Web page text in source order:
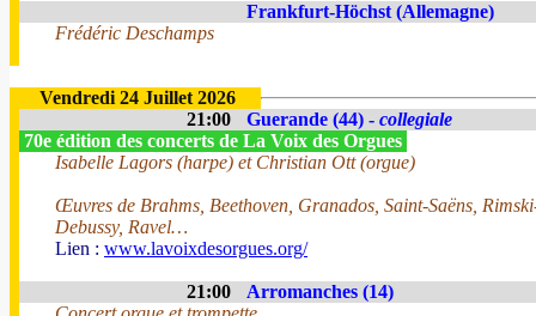
Frankfurt-Höchst (Allemagne)
Frédéric Deschamps
Vendredi 24 Juillet 2026
21:00
Guerande (44) - collegiale
70e édition des concerts de La Voix des Orgues
Isabelle Lagors (harpe) et Christian Ott (orgue)
Œuvres de Brahms, Beethoven, Granados, Saint-Saëns,
Debussy, Ravel…
Lien : www.lavoixdesorgues.org/
21:00
Arromanches (14)